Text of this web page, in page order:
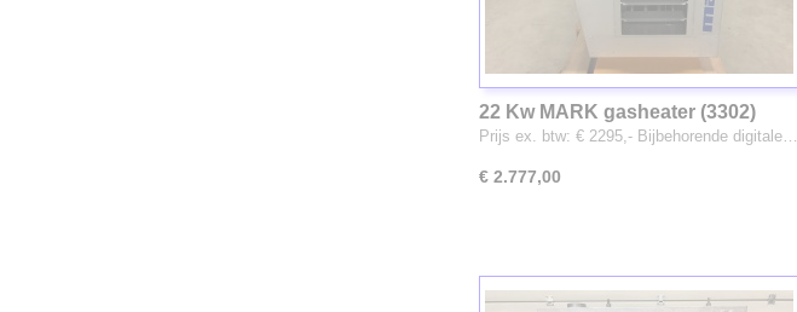
22 Kw MARK gasheater (3302)
Prijs ex. btw: € 2295,- Bijbehorende digitale…
€ 2.777,00